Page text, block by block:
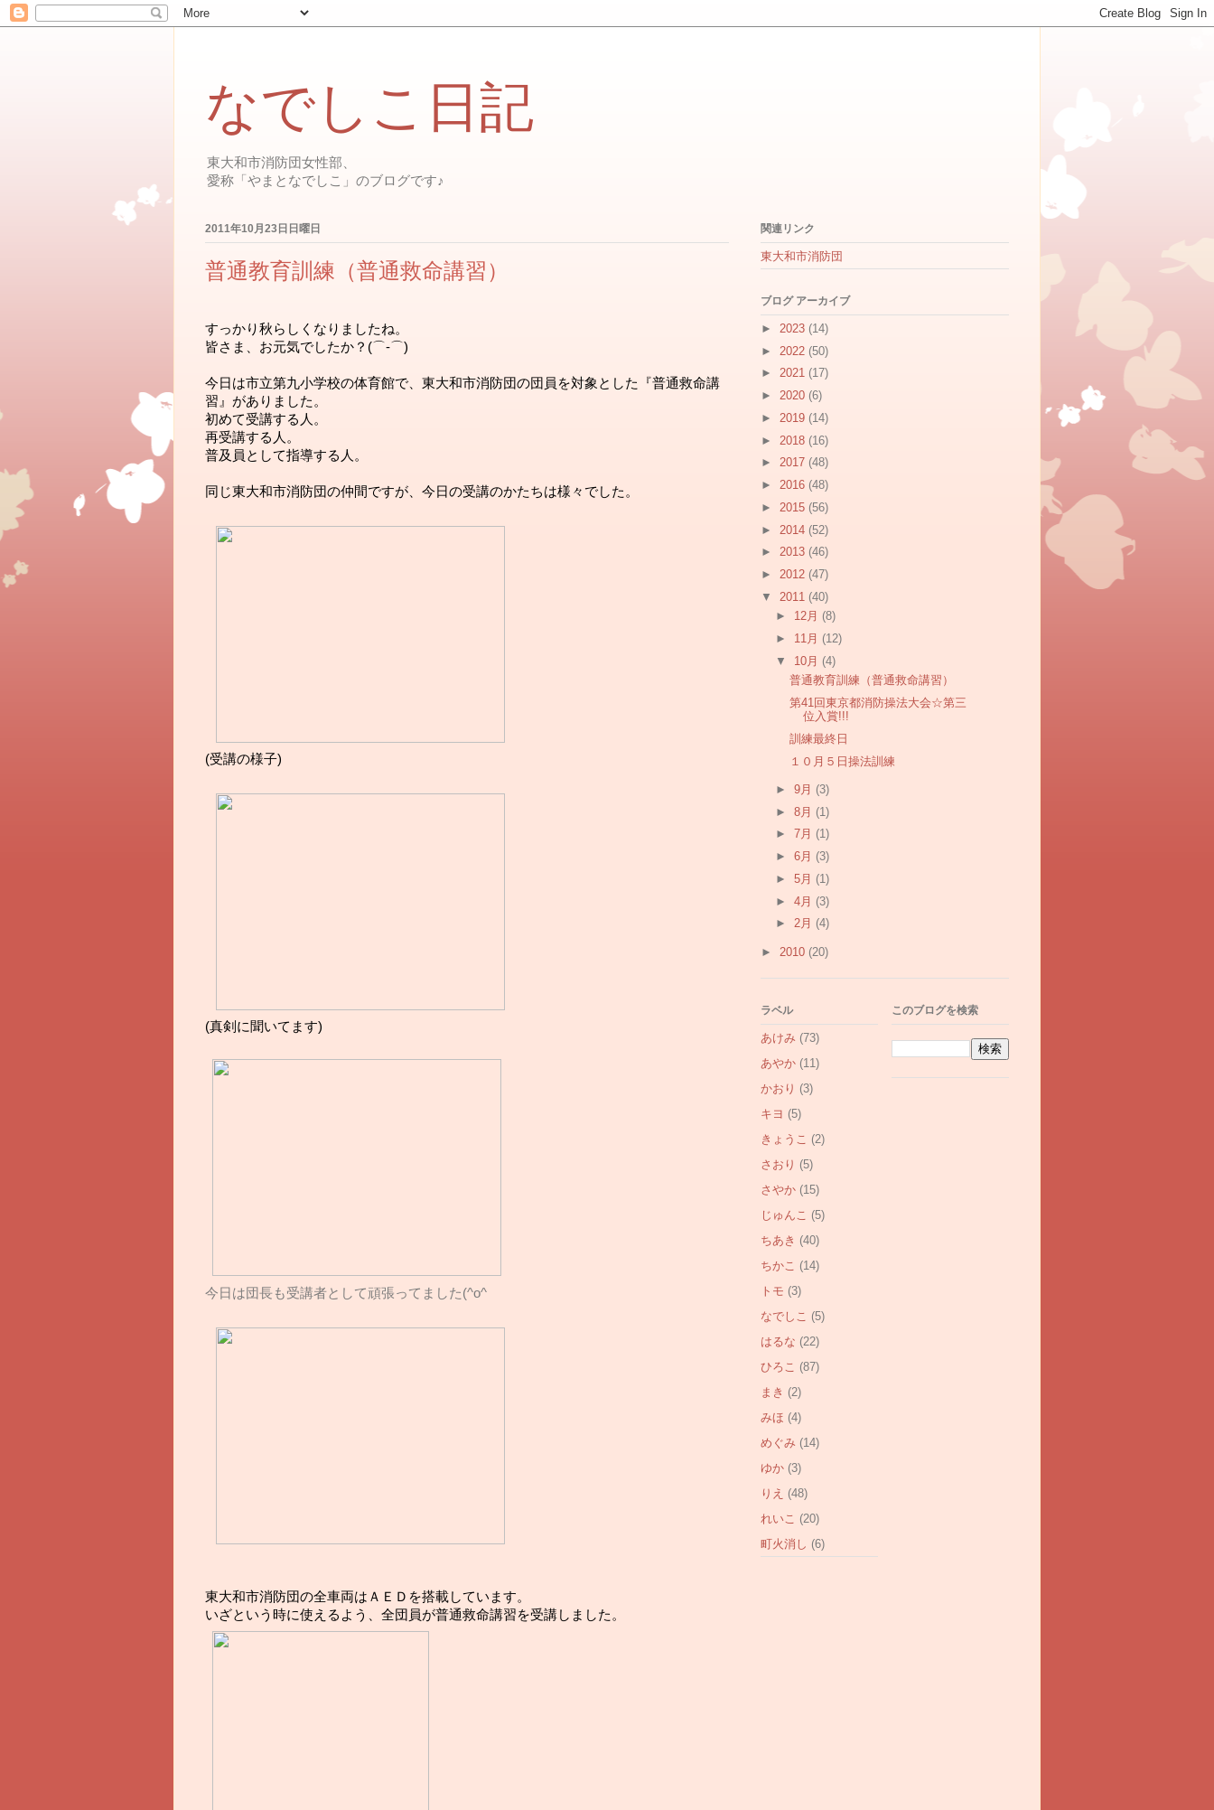
なでしこ日記
東大和市消防団女性部、
愛称「やまとなでしこ」のブログです♪
2011年10月23日日曜日
普通教育訓練（普通救命講習）
すっかり秋らしくなりましたね。
皆さま、お元気でしたか？(⌒‐⌒)
今日は市立第九小学校の体育館で、東大和市消防団の団員を対象とした『普通救命講
習』がありました。
初めて受講する人。
再受講する人。
普及員として指導する人。
同じ東大和市消防団の仲間ですが、今日の受講のかたちは様々でした。
(受講の様子)
(真剣に聞いてます)
今日は団長も受講者として頑張ってました(^o^ゞ
東大和市消防団の全車両はＡＥＤを搭載しています。
いざという時に使えるよう、全団員が普通救命講習を受講しました。
関連リンク
東大和市消防団
ブログ アーカイブ
► 2023 (14)
► 2022 (50)
► 2021 (17)
► 2020 (6)
► 2019 (14)
► 2018 (16)
► 2017 (48)
► 2016 (48)
► 2015 (56)
► 2014 (52)
► 2013 (46)
► 2012 (47)
▼ 2011 (40)
► 12月 (8)
► 11月 (12)
▼ 10月 (4)
普通教育訓練（普通救命講習）
第41回東京都消防操法大会☆第三
位入賞!!!
訓練最終日
１０月５日操法訓練
► 9月 (3)
► 8月 (1)
► 7月 (1)
► 6月 (3)
► 5月 (1)
► 4月 (3)
► 2月 (4)
► 2010 (20)
ラベル
あけみ (73)
あやか (11)
かおり (3)
キヨ (5)
きょうこ (2)
さおり (5)
さやか (15)
じゅんこ (5)
ちあき (40)
ちかこ (14)
トモ (3)
なでしこ (5)
はるな (22)
ひろこ (87)
まき (2)
みほ (4)
めぐみ (14)
ゆか (3)
りえ (48)
れいこ (20)
町火消し (6)
このブログを検索